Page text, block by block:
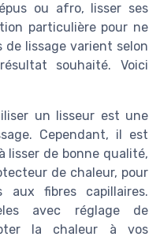
ou afro, lisser ses
particulière pour ne
de lissage varient selon
souhaité. Voici
un lisseur est une
Cependant, il est
lisser de bonne qualité,
de chaleur, pour
aux fibres capillaires.
avec réglage de
la chaleur à vos